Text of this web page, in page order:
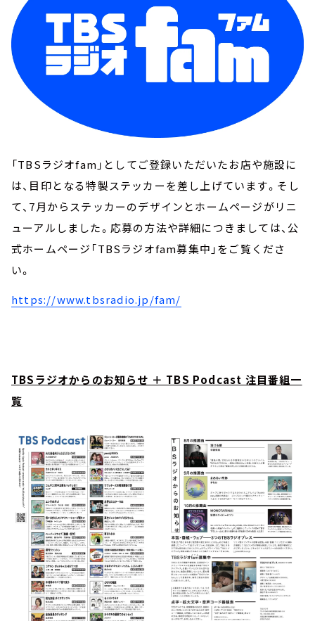
「TBSラジオfam」としてご登録いただいたお店や施設に
は、目印となる特製ステッカーを差し上げています。そし
て、7月からステッカーのデザインとホームページがリニ
ューアルしました。応募の方法や詳細につきましては、公
式ホームページ「TBSラジオfam募集中」をご覧くださ
い。
https://www.tbsradio.jp/fam/
TBSラジオからのお知らせ ＋ TBS Podcast 注目番組一
覧